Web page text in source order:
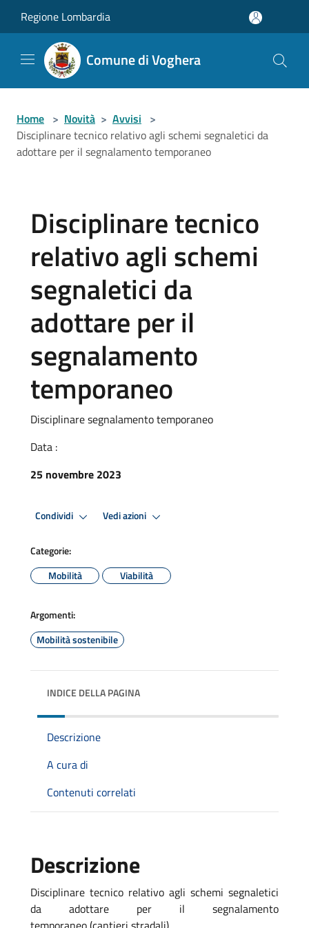
Regione Lombardia
Comune di Voghera
Home > Novità > Avvisi >
Disciplinare tecnico relativo agli schemi segnaletici da
adottare per il segnalamento temporaneo
Disciplinare tecnico
relativo agli schemi
segnaletici da
adottare per il
segnalamento
temporaneo
Disciplinare segnalamento temporaneo
Data :
25 novembre 2023
Condividi Vedi azioni
Categorie:
Mobilità
Viabilità
Argomenti:
Mobilità sostenibile
INDICE DELLA PAGINA
Descrizione
A cura di
Contenuti correlati
Descrizione
Disciplinare tecnico relativo agli schemi segnaletici
da adottare per il segnalamento